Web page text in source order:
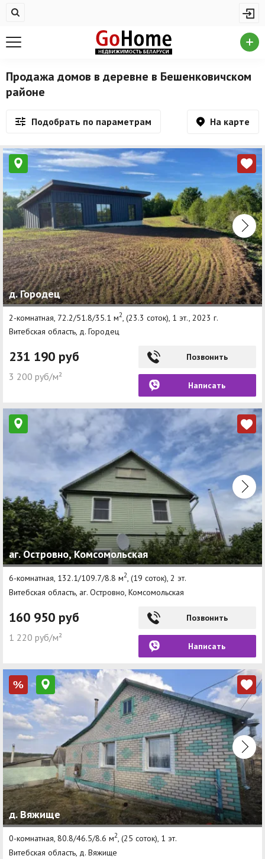
Купить квартиру
На сутки
Новостройки
Комерческая недвижимость
Продажа коммерческой недвижимости
Аренда коммерческой недвижимости
Другие разделы
Новости
Агентства
Ремонт квартир
Грузовое такси
Способы оплаты
Реклама на сайте
Продажа домов в деревне в Бешенковичском
районе
Подобрать по параметрам На карте
д. Городец
2-комнатная, 72.2/51.8/35.1 м2 , (23.3 соток), 1 эт., 2023 г.
Витебская область, д. Городец
231 190 руб
3 200 руб/м²
Позвонить
Написать
аг. Островно, Комсомольская
6-комнатная, 132.1/109.7/8.8 м2, (19 соток), 2 эт.
Витебская область, аг. Островно, Комсомольская
160 950 руб
1 220 руб/м²
Позвонить
Написать
%
д. Вяжище
0-комнатная, 80.8/46.5/8.6 м2, (25 соток), 1 эт.
Витебская область, д. Вяжище